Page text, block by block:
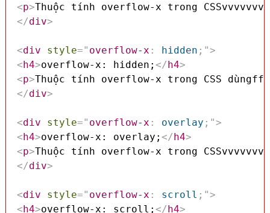
<p>Thuộc tính overflow-x trong
</div>
<div style=" overflow-x : hidden ; ">
<h4>overflow-x: hidden; </h4>
<p>Thuộc tính overflow-x trong CSS
</div>
<div style=" overflow-x : overlay ; ">
<h4>overflow-x: overlay; </h4>
<p>Thuộc tính overflow-x trong
</div>
<div style=" overflow-x : scroll ; ">
<h4>overflow-x: scroll; </h4>